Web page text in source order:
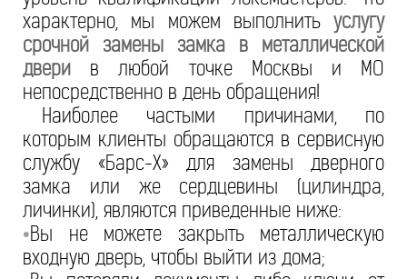
характерно, мы можем выполнить услугу
срочной замены замка в металлической
двери в любой точке Москвы и МО
непосредственно в день обращения!
Наиболее частыми причинами, по
которым клиенты обращаются в сервисную
службу «Барс-Х» для замены дверного
замка или же сердцевины (цилиндра,
личинки), являются приведенные ниже:
•Вы не можете закрыть металлическую
входную дверь, чтобы выйти из дома;